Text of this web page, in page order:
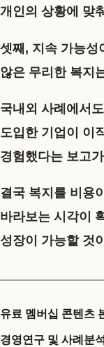
개인의 상황에 맞
셋째, 지속 가능성
않은 무리한 복지
국내외 사례에서
도입한 기업이 이
경험했다는 보고
결국 복지를 비용
바라보는 시각이
성장이 가능할 것
유료 멤버십 콘텐츠
경영연구 및 사례분